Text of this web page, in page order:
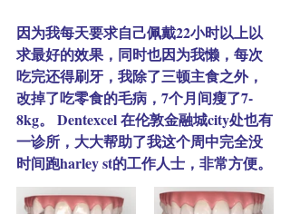
因为我每天要求自己佩戴22小时以上以
求最好的效果，同时也因为我懒，每次
吃完还得刷牙，我除了三顿主食之外，
改掉了吃零食的毛病，7个月间瘦了7-
8kg。 Dentexcel 在伦敦金融城city处也有
一诊所，大大帮助了我这个周中完全没
时间跑harley st的工作人士，非常方便。